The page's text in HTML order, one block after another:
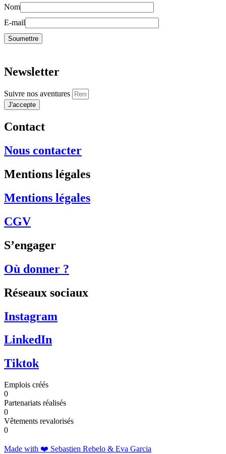
Nom
E-mail
Newsletter
Suivre nos aventures
J'accepte
Contact
Nous contacter
Mentions légales
Mentions légales
CGV
S’engager
Où donner ?
Réseaux sociaux
Instagram
LinkedIn
Tiktok
Emplois créés
0
Partenariats réalisés
0
Vêtements revalorisés
0
Made with ❤️ Sebastien Rebelo & Eva Garcia